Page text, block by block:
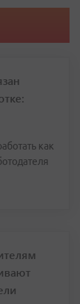
как